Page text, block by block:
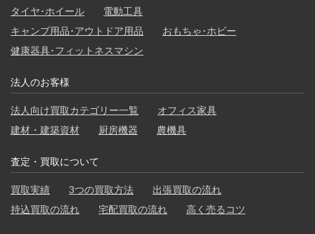
タイヤ･ホイール
電動工具
キャンプ用品･アウトドア用品
おもちゃ･ホビー
健康器具･フィットネスマシン
法人のお客様
法人向け買取カテゴリー一覧
オフィス家具
建材・建築資材
厨房機器 農機具
査定・買取について
買取実績 3つの買取方法
出張買取の流れ
持込買取の流れ
宅配買取の流れ 高く売るコツ